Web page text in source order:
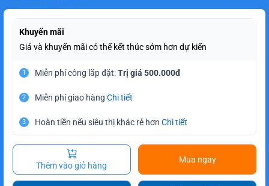
Khuyến mãi
Giá và khuyến mãi có thể kết thúc sớm hơn dự kiến
1 Miễn phí công lắp đặt:Trị giá 500.000đ
2 Miễn phí giao hàng Chi tiết
3 Hoàn tiền nếu siêu thị khác rẻ hơn Chi tiết
Thêm vào giỏ hàng
Mua ngay